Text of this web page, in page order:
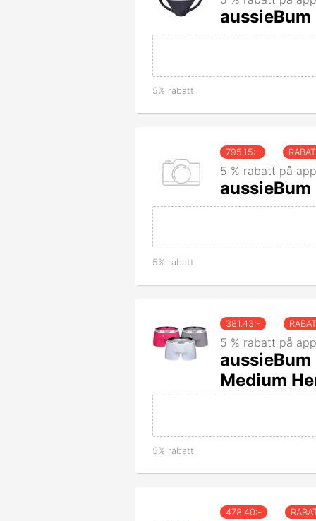
5% rabatt
795.15:-
5 % rabatt på
5% rabatt
381.43:-
5 % rabatt på
Medium
5% rabatt
478.40:-